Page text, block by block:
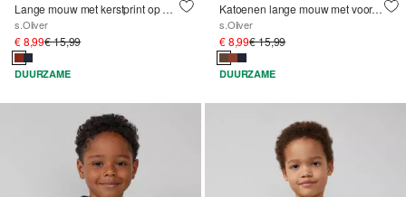
Lange mouw met kerstprint op de voorkant en omkeerbaar paillettendetail
s.Oliver
€ 8,99€ 15,99
DUURZAME
Katoenen lange mouw met voor- en achterprint
s.Oliver
€ 8,99€ 15,99
DUURZAME